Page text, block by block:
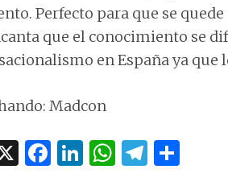
Perfecto para que se quede
que el conocimiento se
en España ya
Madcon
X F
Li W T